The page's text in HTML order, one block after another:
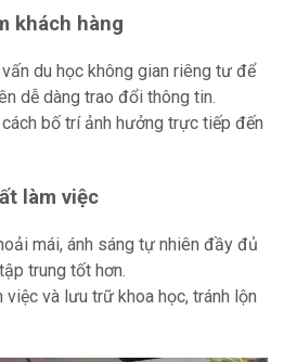
khách hàng
du học không gian riêng tư để
dễ dàng trao đổi thông tin.
cách bố trí ảnh hưởng trực tiếp đến
làm việc
mái, ánh sáng tự nhiên đầy đủ
trung tốt hơn.
việc và lưu trữ khoa học, tránh lộn